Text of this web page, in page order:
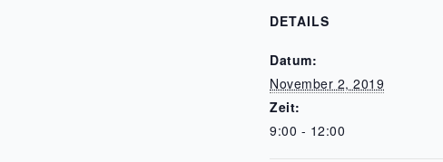
DETAILS
Datum:
November 2, 2019
Zeit:
9:00 - 12:00